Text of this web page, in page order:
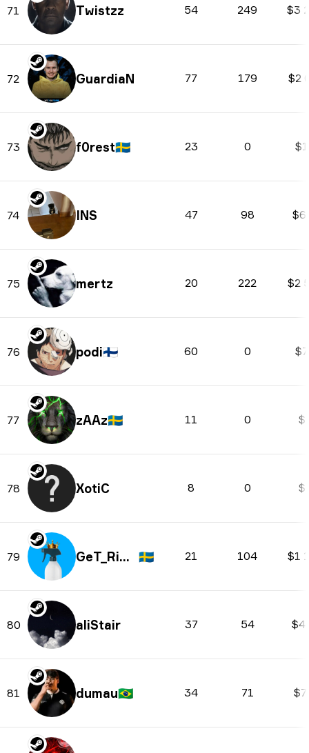
71 Twistzz 54 249 $3
72 GuardiaN 77 179 $2
73 f0rest🇸🇪 23 0
74 INS 47 98
75 mertz 20 222 $2
76 podi🇫🇮 60 0
77 zAAz🇸🇪 11 0
78 XotiC 8 0
79 GeT_RiGhT 🇸🇪 21 104 $1
80 aliStair 37 54
81 dumau🇧🇷 34 71